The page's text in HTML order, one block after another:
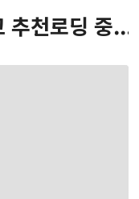
추천로딩 중...